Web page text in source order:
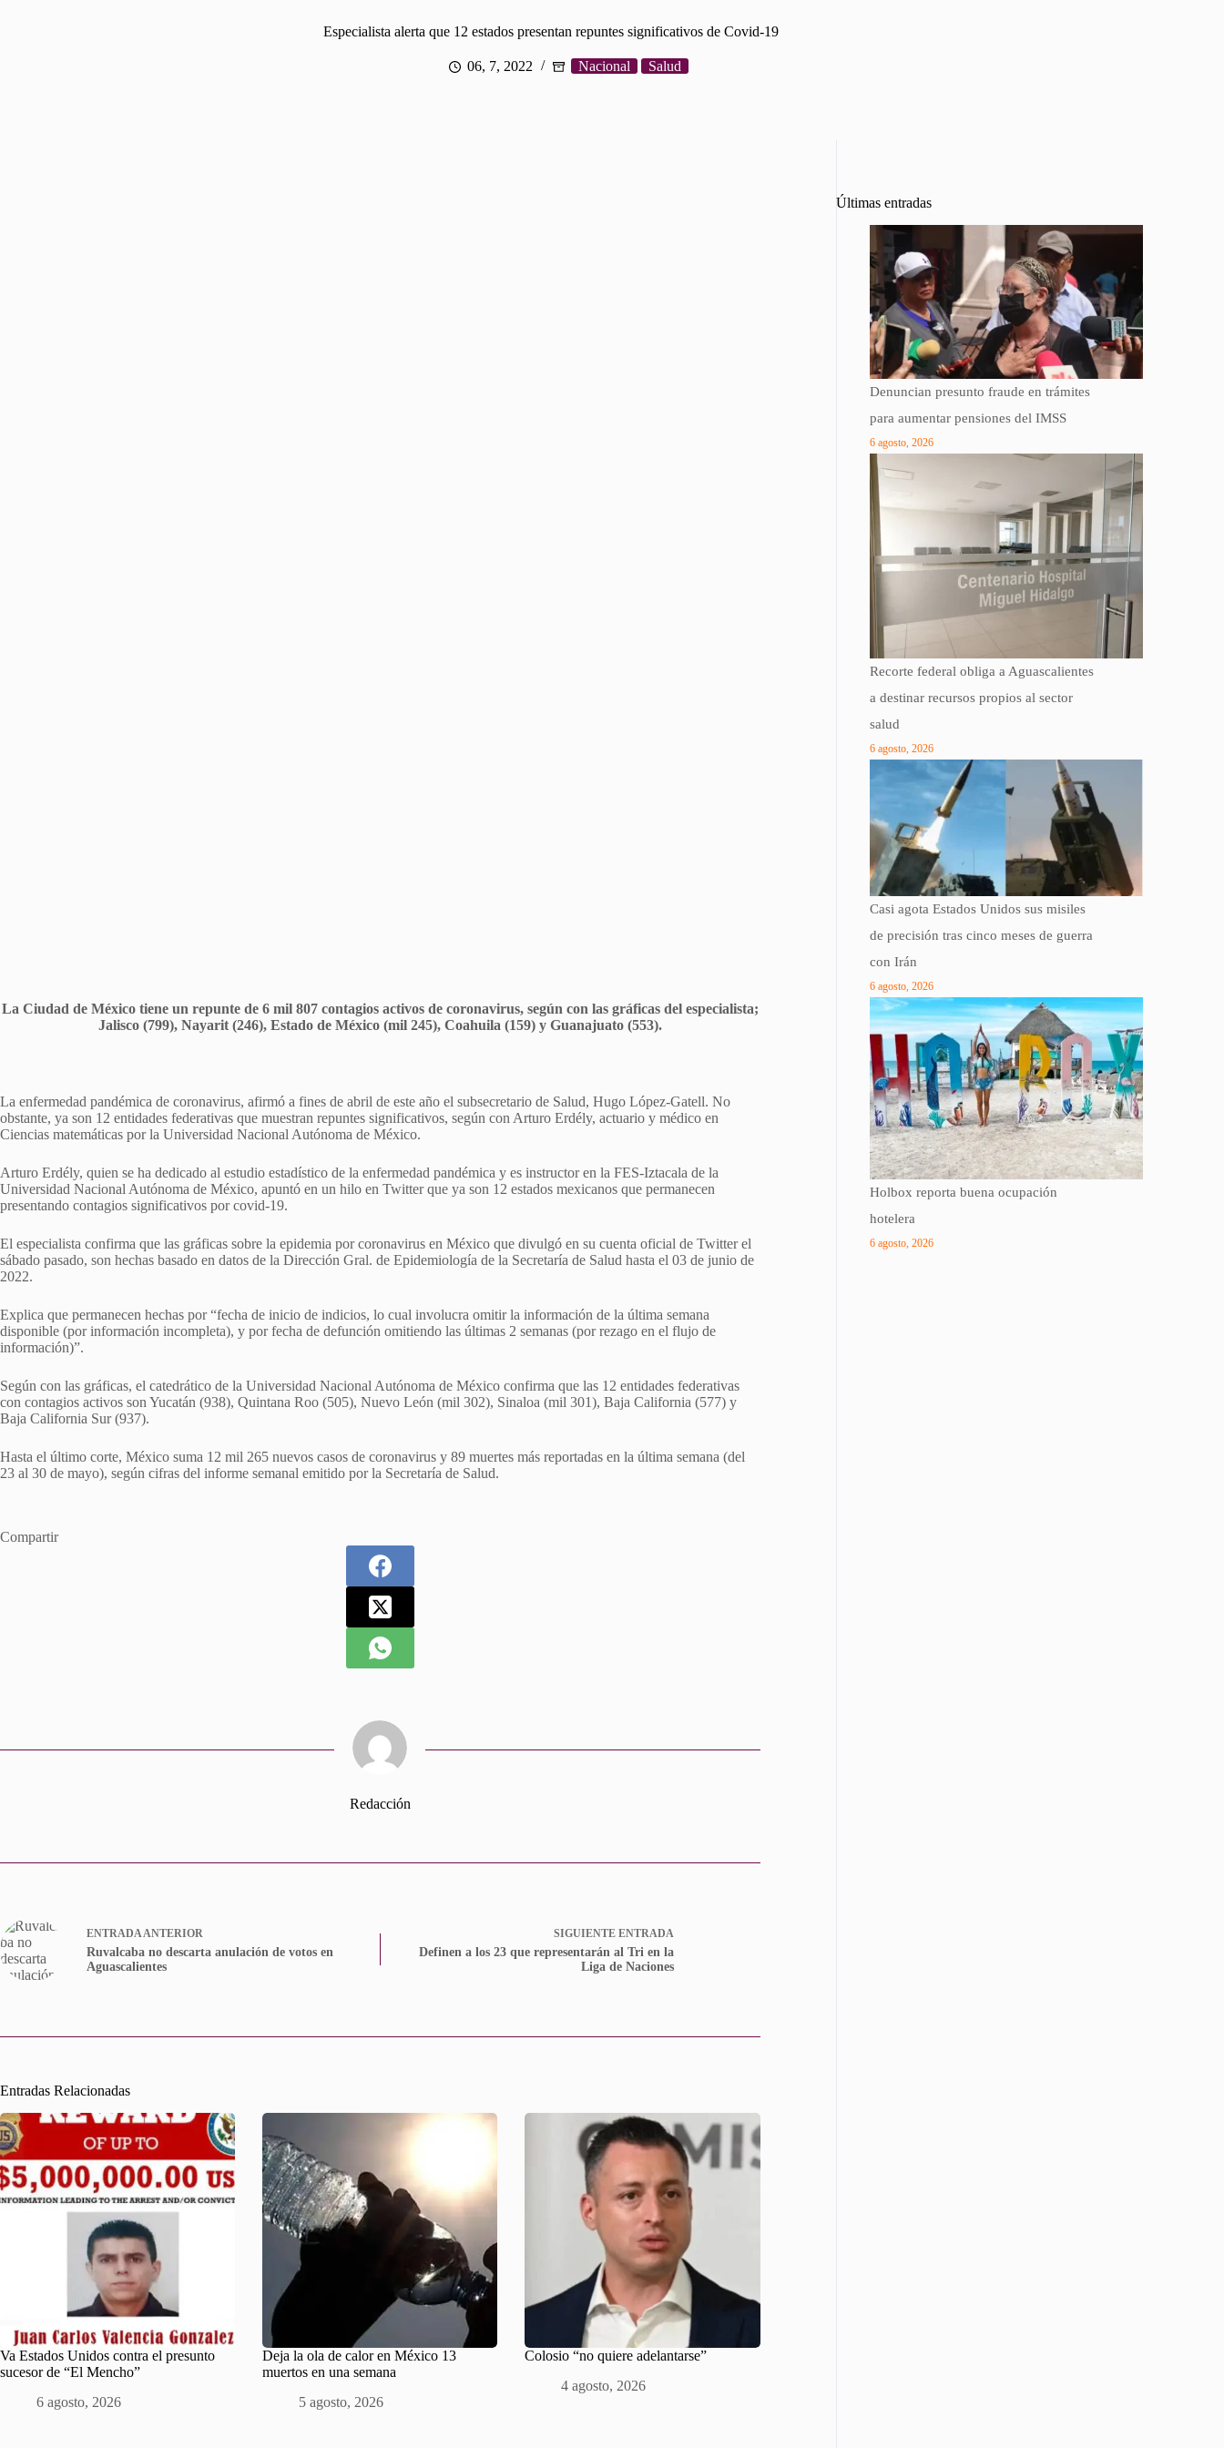
Especialista alerta que 12 estados presentan repuntes significativos de Covid-19
06, 7, 2022 Nacional Salud
La Ciudad de México tiene un repunte de 6 mil 807 contagios activos de coronavirus, según con las gráficas del especialista;
Jalisco (799), Nayarit (246), Estado de México (mil 245), Coahuila (159) y Guanajuato (553).
La enfermedad pandémica de coronavirus, afirmó a fines de abril de este año el subsecretario de Salud, Hugo López-Gatell. No
obstante, ya son 12 entidades federativas que muestran repuntes significativos, según con Arturo Erdély, actuario y médico en
Ciencias matemáticas por la Universidad Nacional Autónoma de México.
Arturo Erdély, quien se ha dedicado al estudio estadístico de la enfermedad pandémica y es instructor en la FES-Iztacala de la
Universidad Nacional Autónoma de México, apuntó en un hilo en Twitter que ya son 12 estados mexicanos que permanecen
presentando contagios significativos por covid-19.
El especialista confirma que las gráficas sobre la epidemia por coronavirus en México que divulgó en su cuenta oficial de Twitter el
sábado pasado, son hechas basado en datos de la Dirección Gral. de Epidemiología de la Secretaría de Salud hasta el 03 de junio de
2022.
Explica que permanecen hechas por “fecha de inicio de indicios, lo cual involucra omitir la información de la última semana
disponible (por información incompleta), y por fecha de defunción omitiendo las últimas 2 semanas (por rezago en el flujo de
información)”.
Según con las gráficas, el catedrático de la Universidad Nacional Autónoma de México confirma que las 12 entidades federativas
con contagios activos son Yucatán (938), Quintana Roo (505), Nuevo León (mil 302), Sinaloa (mil 301), Baja California (577) y
Baja California Sur (937).
Hasta el último corte, México suma 12 mil 265 nuevos casos de coronavirus y 89 muertes más reportadas en la última semana (del
23 al 30 de mayo), según cifras del informe semanal emitido por la Secretaría de Salud.
Compartir
Redacción
ENTRADAANTERIOR
Ruvalcaba no descarta anulación de votos en
Aguascalientes
SIGUIENTE ENTRADA
Definen a los 23 que representarán al Tri en la
Liga de Naciones
Entradas Relacionadas
Va Estados Unidos contra el presunto
sucesor de “El Mencho”
6 agosto, 2026
Deja la ola de calor en México 13
muertos en una semana
5 agosto, 2026
Colosio “no quiere adelantarse”
4 agosto, 2026
Últimas entradas
Denuncian presunto fraude en trámites
para aumentar pensiones del IMSS
6 agosto, 2026
Recorte federal obliga a Aguascalientes
a destinar recursos propios al sector
salud
6 agosto, 2026
Casi agota Estados Unidos sus misiles
de precisión tras cinco meses de guerra
con Irán
6 agosto, 2026
Holbox reporta buena ocupación
hotelera
6 agosto, 2026